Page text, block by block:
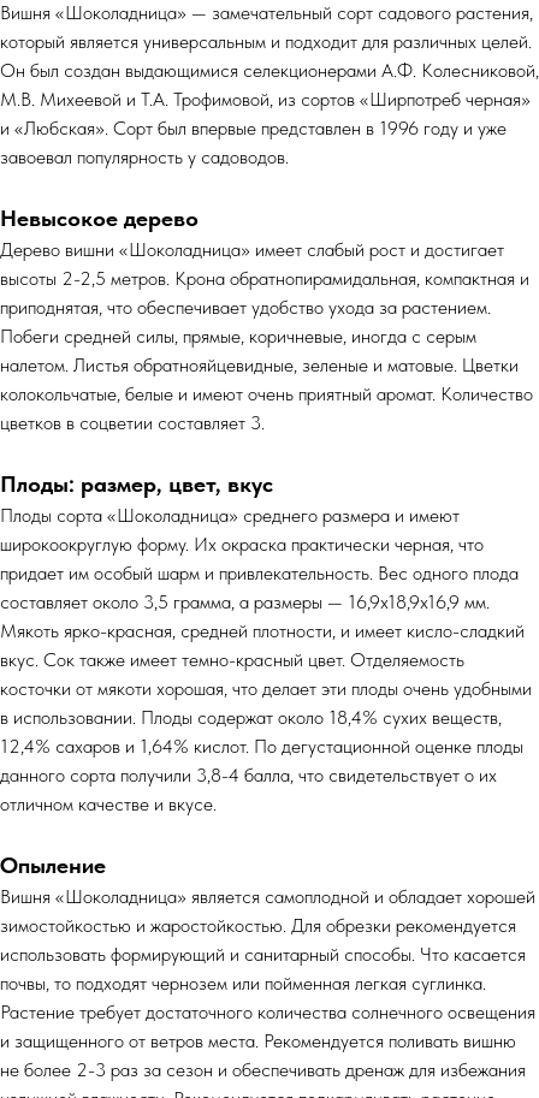
Вишня «Шоколадница» — замечательный сорт садового растения,
который является универсальным и подходит для различных целей.
Он был создан выдающимися селекционерами А.Ф. Колесниковой,
М.В. Михеевой и Т.А. Трофимовой, из сортов «Ширпотреб черная»
и «Любская». Сорт был впервые представлен в 1996 году и уже
завоевал популярность у садоводов.
Невысокое дерево
Дерево вишни «Шоколадница» имеет слабый рост и достигает
высоты 2-2,5 метров. Крона обратнопирамидальная, компактная и
приподнятая, что обеспечивает удобство ухода за растением.
Побеги средней силы, прямые, коричневые, иногда с серым
налетом. Листья обратнояйцевидные, зеленые и матовые. Цветки
колокольчатые, белые и имеют очень приятный аромат. Количество
цветков в соцветии составляет 3.
Плоды: размер, цвет, вкус
Плоды сорта «Шоколадница» среднего размера и имеют
широкоокруглую форму. Их окраска практически черная, что
придает им особый шарм и привлекательность. Вес одного плода
составляет около 3,5 грамма, а размеры — 16,9х18,9х16,9 мм.
Мякоть ярко-красная, средней плотности, и имеет кисло-сладкий
вкус. Сок также имеет темно-красный цвет. Отделяемость
косточки от мякоти хорошая, что делает эти плоды очень удобными
в использовании. Плоды содержат около 18,4% сухих веществ,
12,4% сахаров и 1,64% кислот. По дегустационной оценке плоды
данного сорта получили 3,8-4 балла, что свидетельствует о их
отличном качестве и вкусе.
Опыление
Вишня «Шоколадница» является самоплодной и обладает хорошей
зимостойкостью и жаростойкостью. Для обрезки рекомендуется
использовать формирующий и санитарный способы. Что касается
почвы, то подходят чернозем или пойменная легкая суглинка.
Растение требует достаточного количества солнечного освещения
и защищенного от ветров места. Рекомендуется поливать вишню
не более 2-3 раз за сезон и обеспечивать дренаж для избежания